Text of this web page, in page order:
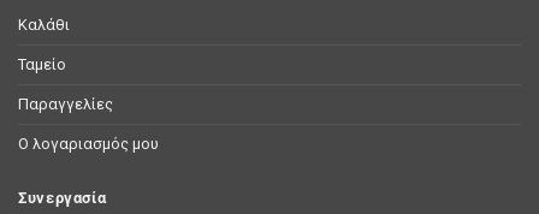
Καλάθι
Ταμείο
Παραγγελίες
Ο λογαριασμός μου
Συνεργασία